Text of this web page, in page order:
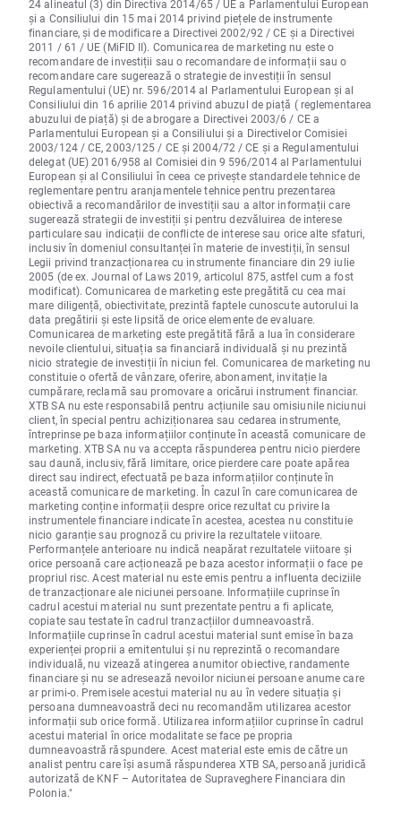
24 alineatul (3) din Directiva 2014/65 / UE a Parlamentului European
și a Consiliului din 15 mai 2014 privind piețele de instrumente
financiare, și de modificare a Directivei 2002/92 / CE și a Directivei
2011 / 61 / UE (MiFID II). Comunicarea de marketing nu este o
recomandare de investiții sau o recomandare de informații sau o
recomandare care sugerează o strategie de investiții în sensul
Regulamentului (UE) nr. 596/2014 al Parlamentului European și al
Consiliului din 16 aprilie 2014 privind abuzul de piață ( reglementarea
abuzului de piață) și de abrogare a Directivei 2003/6 / CE a
Parlamentului European și a Consiliului și a Directivelor Comisiei
2003/124 / CE, 2003/125 / CE și 2004/72 / CE și a Regulamentului
delegat (UE) 2016/958 al Comisiei din 9 596/2014 al Parlamentului
European și al Consiliului în ceea ce privește standardele tehnice de
reglementare pentru aranjamentele tehnice pentru prezentarea
obiectivă a recomandărilor de investiții sau a altor informații care
sugerează strategii de investiții și pentru dezvăluirea de interese
particulare sau indicații de conflicte de interese sau orice alte sfaturi,
inclusiv în domeniul consultanței în materie de investiții, în sensul
Legii privind tranzacționarea cu instrumente financiare din 29 iulie
2005 (de ex. Journal of Laws 2019, articolul 875, astfel cum a fost
modificat). Comunicarea de marketing este pregătită cu cea mai
mare diligență, obiectivitate, prezintă faptele cunoscute autorului la
data pregătirii și este lipsită de orice elemente de evaluare.
Comunicarea de marketing este pregătită fără a lua în considerare
nevoile clientului, situația sa financiară individuală și nu prezintă
nicio strategie de investiții în niciun fel. Comunicarea de marketing nu
constituie o ofertă de vânzare, oferire, abonament, invitație la
cumpărare, reclamă sau promovare a oricărui instrument financiar.
XTB SA nu este responsabilă pentru acțiunile sau omisiunile niciunui
client, în special pentru achiziționarea sau cedarea instrumente,
întreprinse pe baza informațiilor conținute în această comunicare de
marketing. XTB SA nu va accepta răspunderea pentru nicio pierdere
sau daună, inclusiv, fără limitare, orice pierdere care poate apărea
direct sau indirect, efectuată pe baza informațiilor conținute în
această comunicare de marketing. În cazul în care comunicarea de
marketing conține informații despre orice rezultat cu privire la
instrumentele financiare indicate în acestea, acestea nu constituie
nicio garanție sau prognoză cu privire la rezultatele viitoare.
Performanțele anterioare nu indică neapărat rezultatele viitoare și
orice persoană care acționează pe baza acestor informații o face pe
propriul risc. Acest material nu este emis pentru a influenta deciziile
de tranzacționare ale niciunei persoane. Informațiile cuprinse în
cadrul acestui material nu sunt prezentate pentru a fi aplicate,
copiate sau testate în cadrul tranzacțiilor dumneavoastră.
Informațiile cuprinse în cadrul acestui material sunt emise în baza
experienței proprii a emitentului și nu reprezintă o recomandare
individuală, nu vizează atingerea anumitor obiective, randamente
financiare și nu se adresează nevoilor niciunei persoane anume care
ar primi-o. Premisele acestui material nu au în vedere situația și
persoana dumneavoastră deci nu recomandăm utilizarea acestor
informații sub orice formă. Utilizarea informațiilor cuprinse în cadrul
acestui material în orice modalitate se face pe propria
dumneavoastră răspundere. Acest material este emis de către un
analist pentru care își asumă răspunderea XTB SA, persoană juridică
autorizată de KNF – Autoritatea de Supraveghere Financiara din
Polonia."